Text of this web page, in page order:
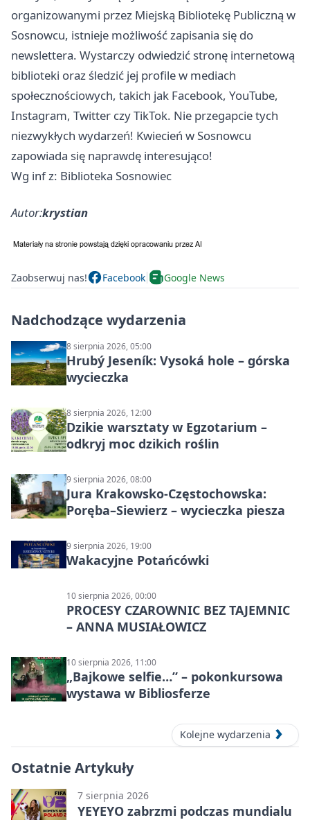
organizowanymi przez Miejską Bibliotekę Publiczną w
Sosnowcu, istnieje możliwość zapisania się do
newslettera. Wystarczy odwiedzić stronę internetową
biblioteki oraz śledzić jej profile w mediach
społecznościowych, takich jak Facebook, YouTube,
Instagram, Twitter czy TikTok. Nie przegapcie tych
niezwykłych wydarzeń! Kwiecień w Sosnowcu
zapowiada się naprawdę interesująco!
Wg inf z: Biblioteka Sosnowiec
Autor:krystian
Zaobserwuj nas! Facebook Google News
Nadchodzące wydarzenia
8 sierpnia 2026, 05:00
Hrubý Jeseník: Vysoká hole – górska
wycieczka
8 sierpnia 2026, 12:00
Dzikie warsztaty w Egzotarium –
odkryj moc dzikich roślin
9 sierpnia 2026, 08:00
Jura Krakowsko-Częstochowska:
Poręba–Siewierz – wycieczka piesza
9 sierpnia 2026, 19:00
Wakacyjne Potańcówki
10 sierpnia 2026, 00:00
PROCESY CZAROWNIC BEZ TAJEMNIC
– ANNA MUSIAŁOWICZ
10 sierpnia 2026, 11:00
„Bajkowe selfie…” – pokonkursowa
wystawa w Bibliosferze
Kolejne wydarzenia
Ostatnie Artykuły
7 sierpnia 2026
YEYEYO zabrzmi podczas mundialu